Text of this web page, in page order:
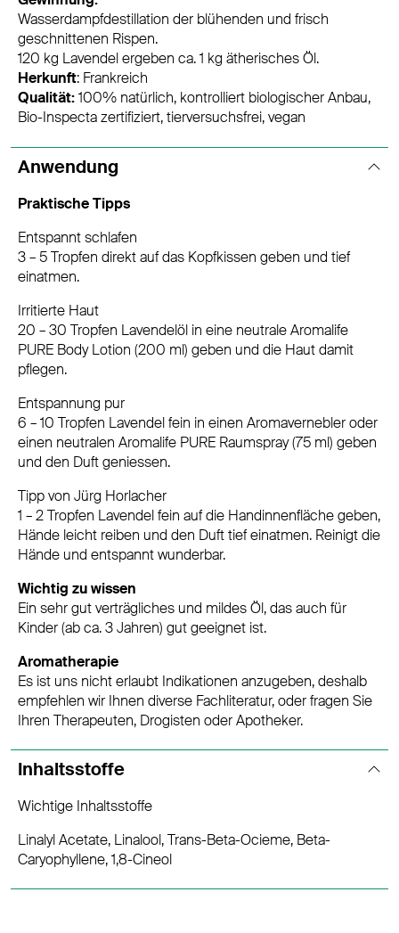
Wasserdampfdestillation der blühenden und frisch
geschnittenen Rispen.
120 kg Lavendel ergeben ca. 1 kg ätherisches Öl.
Herkunft: Frankreich
Qualität:100% natürlich, kontrolliert biologischer Anbau,
Bio-Inspecta zertifiziert, tierversuchsfrei, vegan
Anwendung
Praktische Tipps
Entspannt schlafen
3 – 5 Tropfen direkt auf das Kopfkissen geben und tief
einatmen.
Irritierte Haut
20 – 30 Tropfen Lavendelöl in eine neutrale Aromalife
PURE Body Lotion (200 ml) geben und die Haut damit
pflegen.
Entspannung pur
6 – 10 Tropfen Lavendel fein in einen Aromavernebler oder
einen neutralen Aromalife PURE Raumspray (75 ml) geben
und den Duft geniessen.
Tipp von Jürg Horlacher
1 – 2 Tropfen Lavendel fein auf die Handinnenfläche geben,
Hände leicht reiben und den Duft tief einatmen. Reinigt die
Hände und entspannt wunderbar.
Wichtig zu wissen
Ein sehr gut verträgliches und mildes Öl, das auch für
Kinder (ab ca. 3 Jahren) gut geeignet ist.
Aromatherapie
Es ist uns nicht erlaubt Indikationen anzugeben, deshalb
empfehlen wir Ihnen diverse Fachliteratur, oder fragen Sie
Ihren Therapeuten, Drogisten oder Apotheker.
Inhaltsstoffe
Wichtige Inhaltsstoffe
Linalyl Acetate, Linalool, Trans-Beta-Ocieme, Beta-
Caryophyllene, 1,8-Cineol